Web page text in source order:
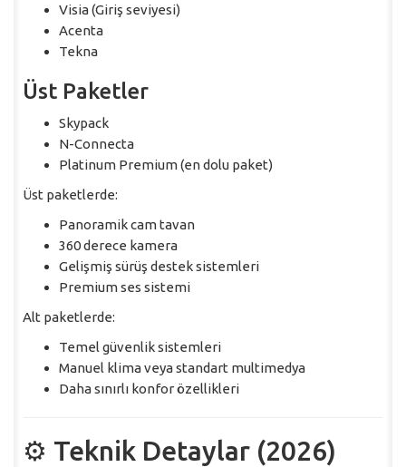
Visia (Giriş seviyesi)
Acenta
Tekna
Üst Paketler
Skypack
N-Connecta
Platinum Premium (en dolu paket)
Üst paketlerde:
Panoramik cam tavan
360 derece kamera
Gelişmiş sürüş destek sistemleri
Premium ses sistemi
Alt paketlerde:
Temel güvenlik sistemleri
Manuel klima veya standart multimedya
Daha sınırlı konfor özellikleri
⚙️ Teknik Detaylar (2026)